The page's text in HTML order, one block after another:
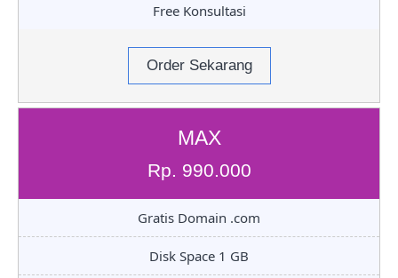
Free Konsultasi
Order Sekarang
MAX
Rp. 990.000
Gratis Domain .com
Disk Space 1 GB